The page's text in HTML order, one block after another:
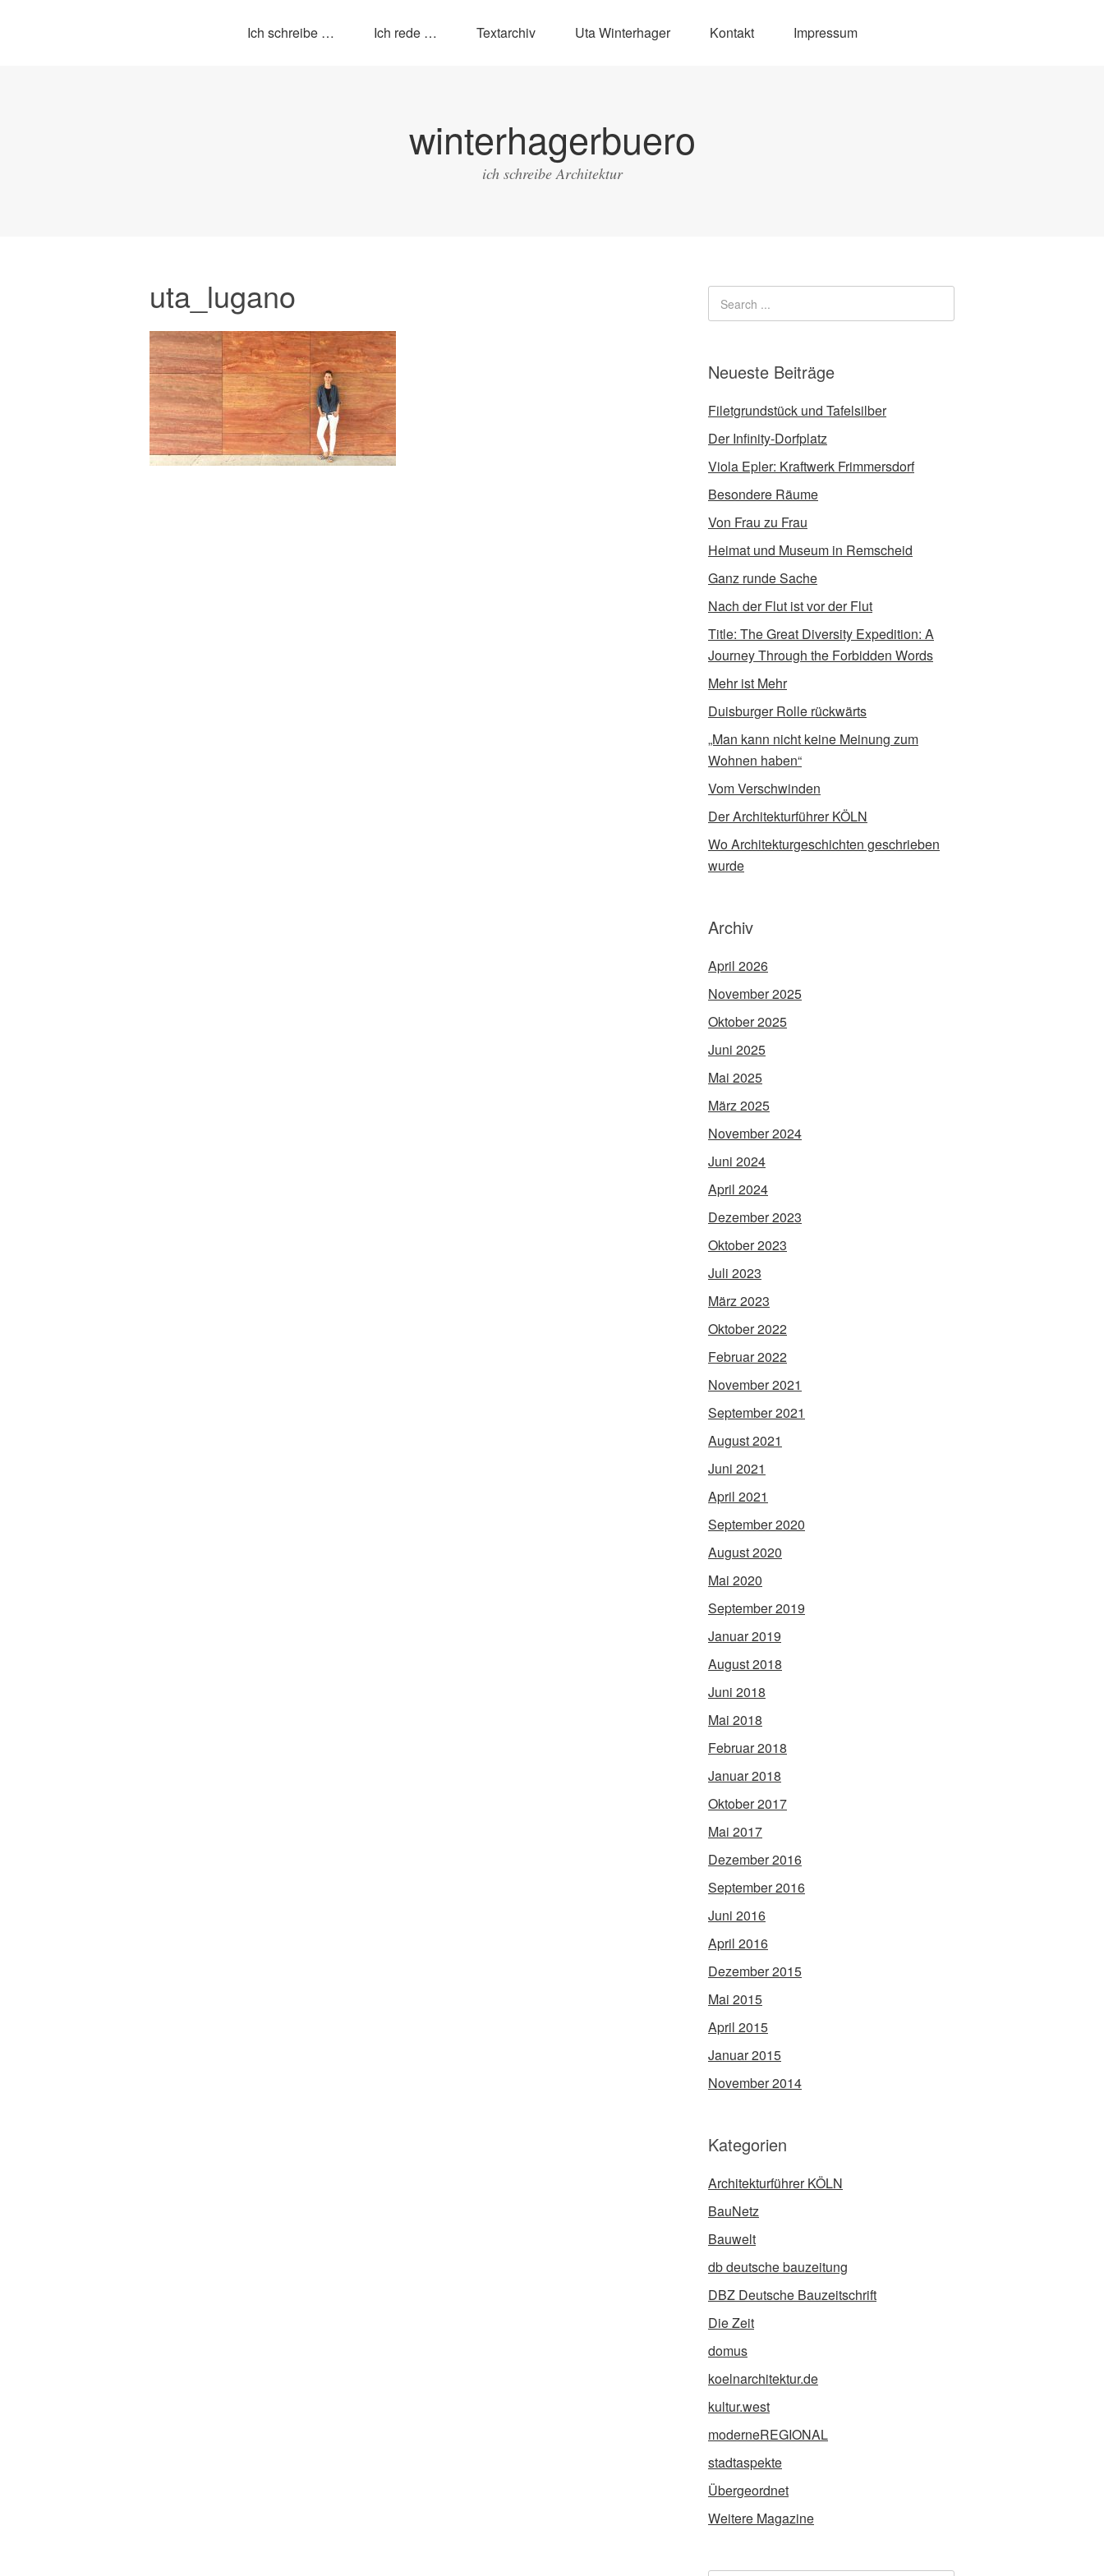
Ich schreibe … Ich rede … Textarchiv Uta Winterhager Kontakt Impressum
winterhagerbuero
ich schreibe Architektur
uta_lugano
Neueste Beiträge
Filetgrundstück und Tafelsilber
Der Infinity-Dorfplatz
Viola Epler: Kraftwerk Frimmersdorf
Besondere Räume
Von Frau zu Frau
Heimat und Museum in Remscheid
Ganz runde Sache
Nach der Flut ist vor der Flut
Title: The Great Diversity Expedition: A
Journey Through the Forbidden Words
Mehr ist Mehr
Duisburger Rolle rückwärts
„Man kann nicht keine Meinung zum
Wohnen haben“
Vom Verschwinden
Der Architekturführer KÖLN
Wo Architekturgeschichten geschrieben
wurde
Archiv
April 2026
November 2025
Oktober 2025
Juni 2025
Mai 2025
März 2025
November 2024
Juni 2024
April 2024
Dezember 2023
Oktober 2023
Juli 2023
März 2023
Oktober 2022
Februar 2022
November 2021
September 2021
August 2021
Juni 2021
April 2021
September 2020
August 2020
Mai 2020
September 2019
Januar 2019
August 2018
Juni 2018
Mai 2018
Februar 2018
Januar 2018
Oktober 2017
Mai 2017
Dezember 2016
September 2016
Juni 2016
April 2016
Dezember 2015
Mai 2015
April 2015
Januar 2015
November 2014
Kategorien
Architekturführer KÖLN
BauNetz
Bauwelt
db deutsche bauzeitung
DBZ Deutsche Bauzeitschrift
Die Zeit
domus
koelnarchitektur.de
kultur.west
moderneREGIONAL
stadtaspekte
Übergeordnet
Weitere Magazine